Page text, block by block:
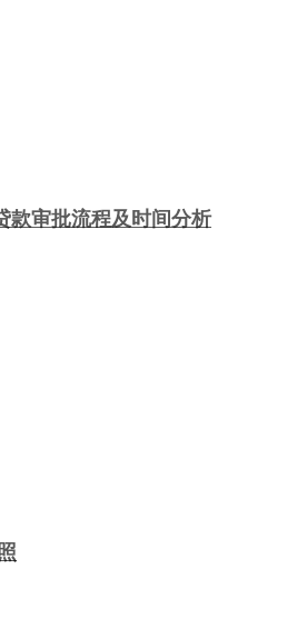
款审批流程及时间分析